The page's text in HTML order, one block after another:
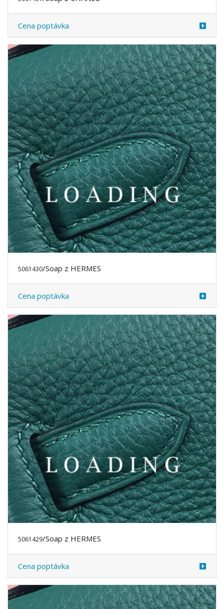
Cena poptávka
5061430/Soap z HERMES
Cena poptávka
5061429/Soap z HERMES
Cena poptávka